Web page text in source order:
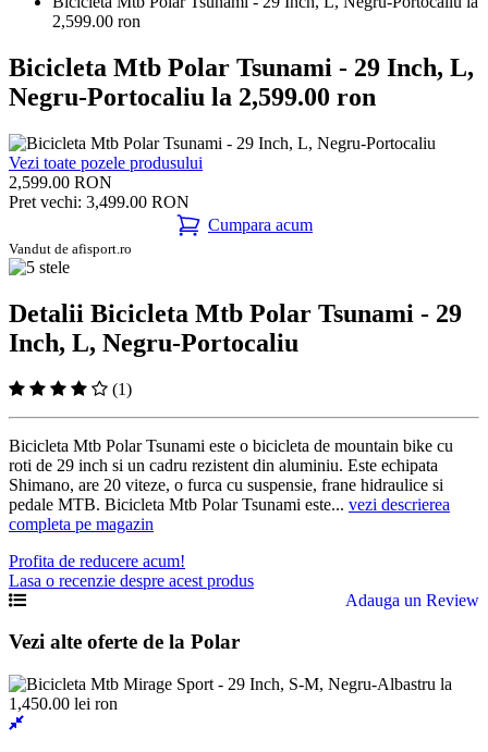
2,599.00 ron
Bicicleta Mtb Polar Tsunami - 29 Inch, L,
Negru-Portocaliu la 2,599.00 ron
Vezi toate pozele produsului
2,599.00 RON
Pret vechi: 3,499.00 RON
Cumpara acum
Vandut de afisport.ro
Detalii Bicicleta Mtb Polar Tsunami - 29
Inch, L, Negru-Portocaliu
(1)
Bicicleta Mtb Polar Tsunami este o bicicleta de mountain bike cu
roti de 29 inch si un cadru rezistent din aluminiu. Este echipata
Shimano, are 20 viteze, o furca cu suspensie, frane hidraulice si
pedale MTB. Bicicleta Mtb Polar Tsunami este... vezi descrierea
completa pe magazin
Profita de reducere acum!
Lasa o recenzie despre acest produs
Adauga un Review
Vezi alte oferte de la Polar